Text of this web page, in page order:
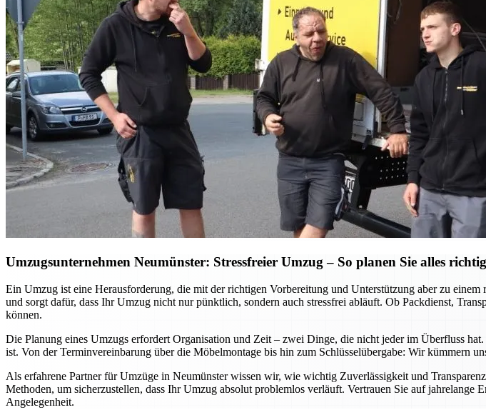
Umzugsunternehmen Neumünster: Stressfreier Umzug – So planen Sie alles richtig
Ein Umzug ist eine Herausforderung, die mit der richtigen Vorbereitung und Unterstützung aber zu
und sorgt dafür, dass Ihr Umzug nicht nur pünktlich, sondern auch stressfrei abläuft. Ob Packdienst,
können.
Die Planung eines Umzugs erfordert Organisation und Zeit – zwei Dinge, die nicht jeder im Überfluss
ist. Von der Terminvereinbarung über die Möbelmontage bis hin zum Schlüsselübergabe: Wir kümmern
Als erfahrene Partner für Umzüge in Neumünster wissen wir, wie wichtig Zuverlässigkeit und
Methoden, um sicherzustellen, dass Ihr Umzug absolut problemlos verläuft. Vertrauen Sie auf
Angelegenheit.